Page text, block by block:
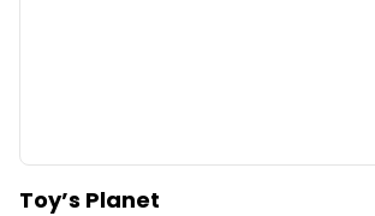
Toy’s Planet